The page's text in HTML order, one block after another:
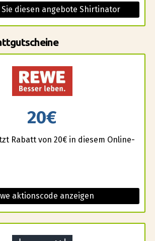
Sie diesen angebote Shirtinator
20€
Rabatt von 20€ in diesem Online-
aktionscode anzeigen